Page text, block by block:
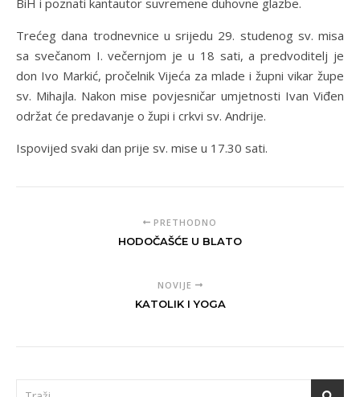
Trećeg dana trodnevnice u srijedu 29. studenog sv. misa
sa svečanom I. večernjom je u 18 sati, a predvoditelj je
don Ivo Markić, pročelnik Vijeća za mlade i župni vikar župe
sv. Mihajla. Nakon mise povjesničar umjetnosti Ivan Viđen
održat će predavanje o župi i crkvi sv. Andrije.
Ispovijed svaki dan prije sv. mise u 17.30 sati.
PRETHODNO
HODOČAŠĆE U BLATO
NOVIJE
KATOLIK I YOGA